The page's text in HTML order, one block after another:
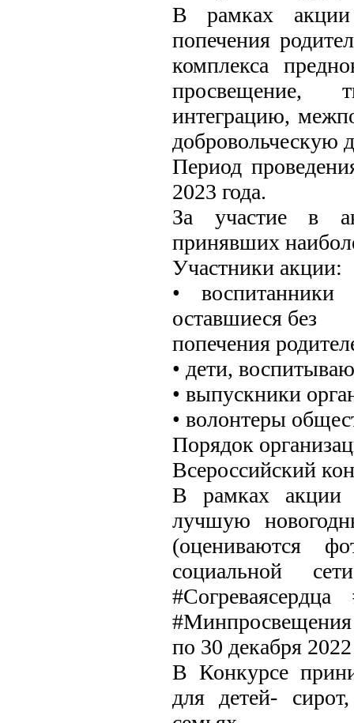
В рамках акции
попечения
комплекса
просвещение,
интеграцию,
добровольческую
Период
2023 года.
За участие в
принявших
Участники акции:
• воспитанники
оставшиеся без
попечения
• дети,
• выпускники
• волонтеры
Порядок
Всероссийский
В рамках акции
лучшую
(оцениваются
социальной
#Минпросвещения
по 30 декабря 2022
В Конкурсе
для детей-